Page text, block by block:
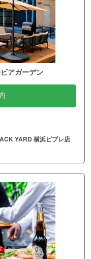
アガーデン
YARD 横浜ビブレ店